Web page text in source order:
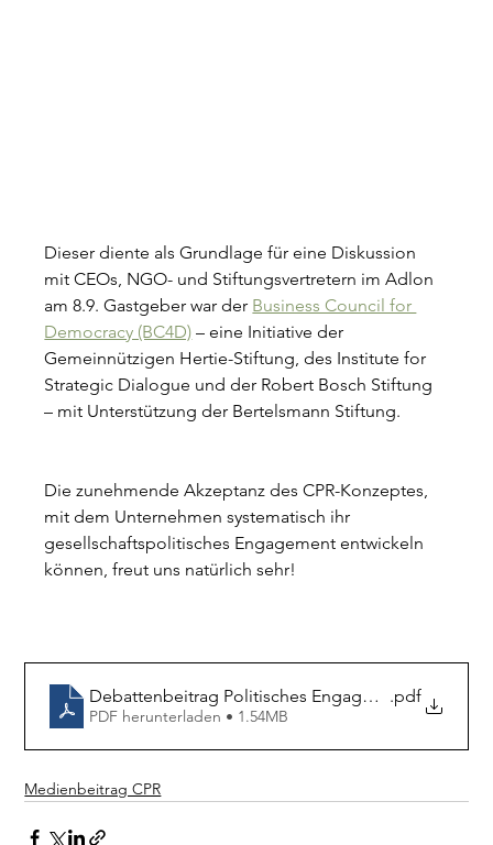
Dieser diente als Grundlage für eine Diskussion
mit CEOs, NGO- und Stiftungsvertretern im Adlon
am 8.9. Gastgeber war der Business Council for
Democracy (BC4D) – eine Initiative der
Gemeinnützigen Hertie-Stiftung, des Institute for
Strategic Dialogue und der Robert Bosch Stiftung
– mit Unterstützung der Bertelsmann Stiftung.
Die zunehmende Akzeptanz des CPR-Konzeptes,
mit dem Unternehmen systematisch ihr
gesellschaftspolitisches Engagement entwickeln
können, freut uns natürlich sehr!
Debattenbeitrag Politisches Engagement von
.pdf
PDF herunterladen • 1.54MB
Medienbeitrag CPR